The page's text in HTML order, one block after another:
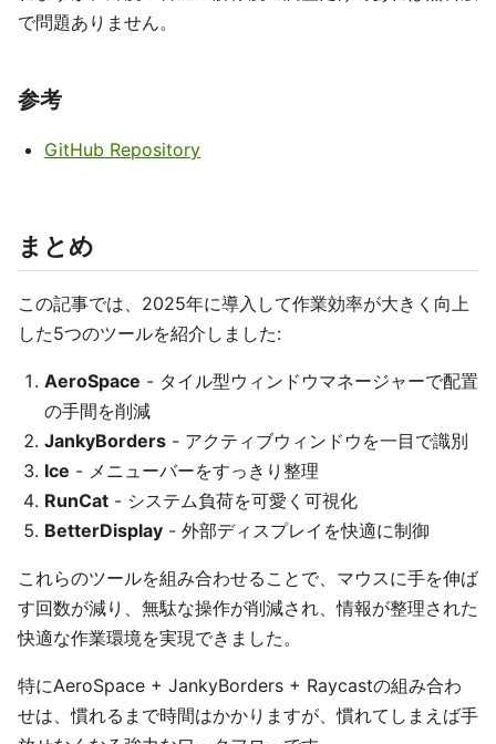
で問題ありません。
参考
GitHub Repository
まとめ
この記事では、2025年に導入して作業効率が大きく向上
した5つのツールを紹介しました:
AeroSpace - タイル型ウィンドウマネージャーで配置
の手間を削減
JankyBorders - アクティブウィンドウを一目で識別
Ice - メニューバーをすっきり整理
RunCat - システム負荷を可愛く可視化
BetterDisplay - 外部ディスプレイを快適に制御
これらのツールを組み合わせることで、マウスに手を伸ば
す回数が減り、無駄な操作が削減され、情報が整理された
快適な作業環境を実現できました。
特にAeroSpace + JankyBorders + Raycastの組み合わ
せは、慣れるまで時間はかかりますが、慣れてしまえば手